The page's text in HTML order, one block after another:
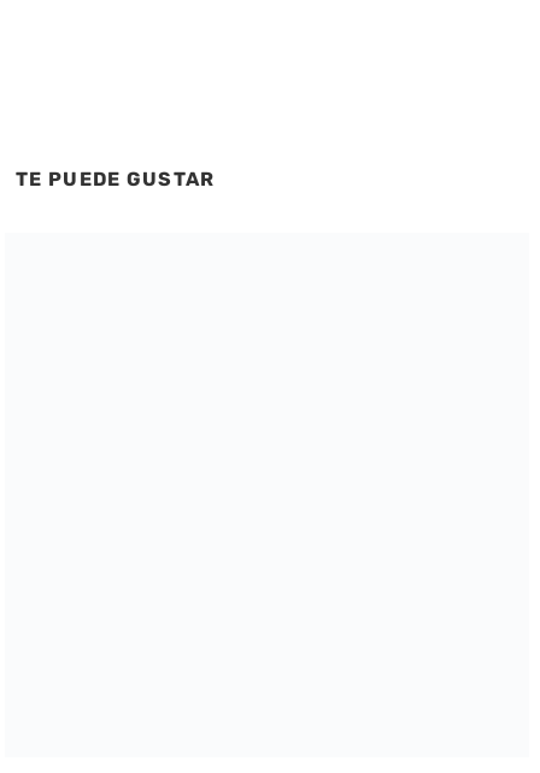
TE PUEDE GUSTAR